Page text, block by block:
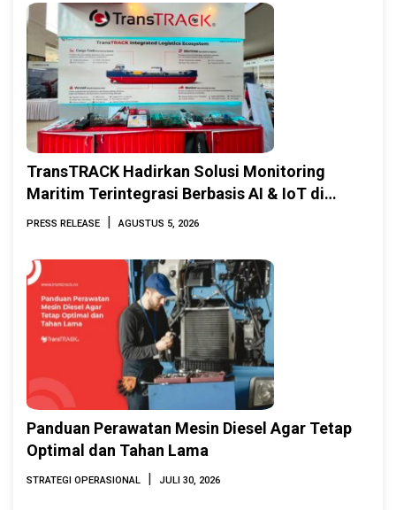
TransTRACK Hadirkan Solusi Monitoring
Maritim Terintegrasi Berbasis AI & IoT di
Indonesia Marine & Offshore Expo (IMOX)
PRESS RELEASE | AGUSTUS 5, 2026
Panduan Perawatan Mesin Diesel Agar Tetap
Optimal dan Tahan Lama
STRATEGI OPERASIONAL | JULI 30, 2026